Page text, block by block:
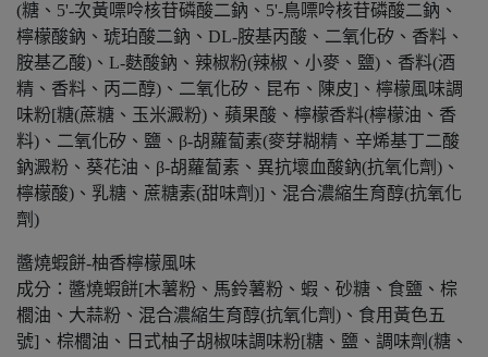
(糖、5'-次黃嘌呤核苷磷酸二鈉、5'-鳥嘌呤核苷磷酸二鈉、
檸檬酸鈉、琥珀酸二鈉、DL-胺基丙酸、二氧化矽、香料、
胺基乙酸)、L-麩酸鈉、辣椒粉(辣椒、小麥、鹽)、香料(酒
精、香料、丙二醇)、二氧化矽、昆布、陳皮]、檸檬風味調
味粉[糖(蔗糖、玉米澱粉)、蘋果酸、檸檬香料(檸檬油、香
料)、二氧化矽、鹽、β-胡蘿蔔素(麥芽糊精、辛烯基丁二酸
鈉澱粉、葵花油、β-胡蘿蔔素、異抗壞血酸鈉(抗氧化劑)、
檸檬酸)、乳糖、蔗糖素(甜味劑)]、混合濃縮生育醇(抗氧化
劑)
醬燒蝦餅-柚香檸檬風味
成分：醬燒蝦餅[木薯粉、馬鈴薯粉、蝦、砂糖、食鹽、棕
櫚油、大蒜粉、混合濃縮生育醇(抗氧化劑)、食用黃色五
號]、棕櫚油、日式柚子胡椒味調味粉[糖、鹽、調味劑(糖、